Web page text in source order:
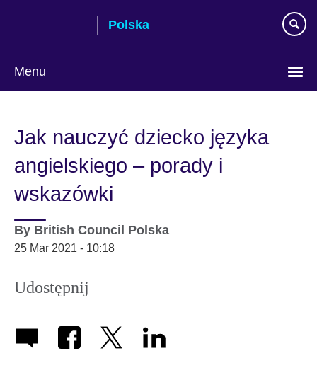
Polska
Menu
Jak nauczyć dziecko języka
angielskiego – porady i
wskazówki
By British Council Polska
25 Mar 2021 - 10:18
Udostępnij